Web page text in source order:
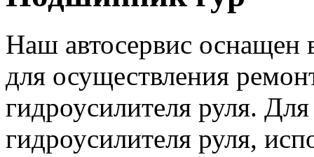
Наш автосервис
для осуществления
гидроусилителя руля. Для
гидроусилителя руля,